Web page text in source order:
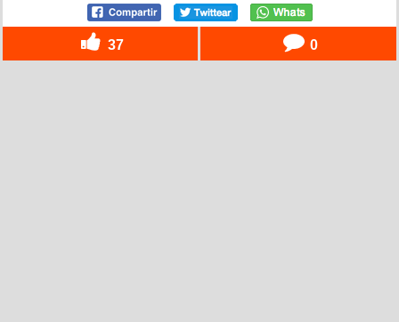
37 0